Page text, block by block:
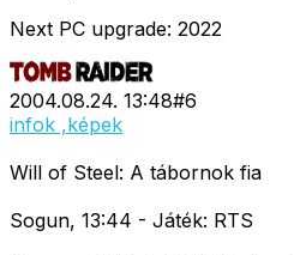
Next PC upgrade: 2022
2004.08.24. 13:48#6
infok ,képek
Will of Steel: A tábornok fia
Sogun, 13:44 - Játék: RTS